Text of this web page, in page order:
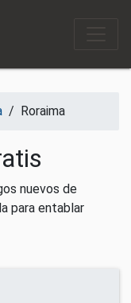
/ Roraima
nuevos de
para entablar